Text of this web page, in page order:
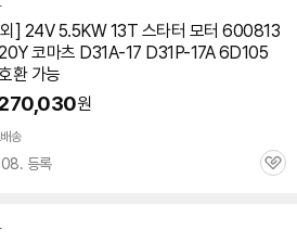
] 24V 5.5KW 13T 스타터 모터 600813
코마츠 D31A-17 D31P-17A 6D105
환 가능
원
송
등록
관